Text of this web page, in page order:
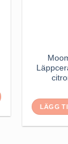
LÄGG